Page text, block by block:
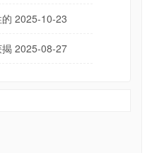
2025-10-23
2025-08-27